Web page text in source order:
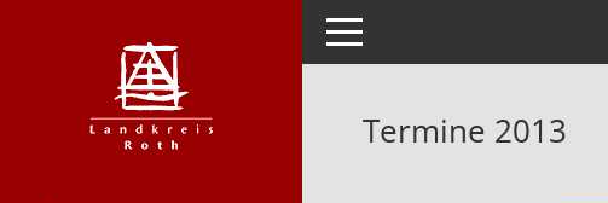
Toggle navigation
Termine 2013